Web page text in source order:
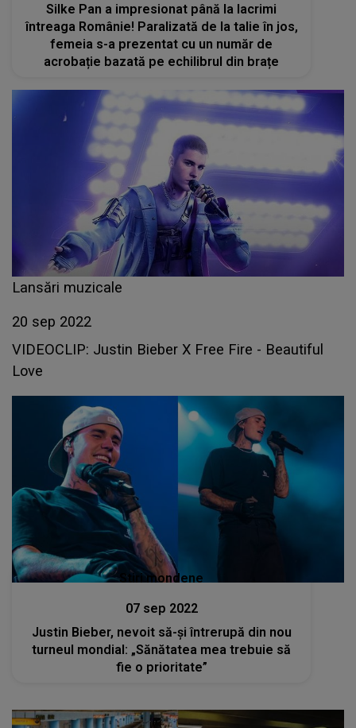
Silke Pan a impresionat până la lacrimi
întreaga Românie! Paralizată de la talie în jos,
femeia s-a prezentat cu un număr de
acrobație bazată pe echilibrul din brațe
Lansări muzicale
20 sep 2022
VIDEOCLIP: Justin Bieber X Free Fire - Beautiful
Love
Stiri mondene
07 sep 2022
Justin Bieber, nevoit să-și întrerupă din nou
turneul mondial: „Sănătatea mea trebuie să
fie o prioritate”